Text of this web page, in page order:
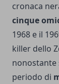
cronaca
cinque
1968 e il
killer dello
nonostante
periodo di